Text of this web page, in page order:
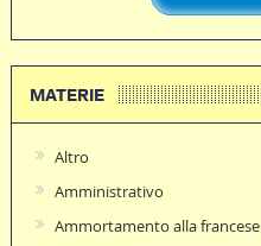
MATERIE
Altro
Amministrativo
Ammortamento alla francese